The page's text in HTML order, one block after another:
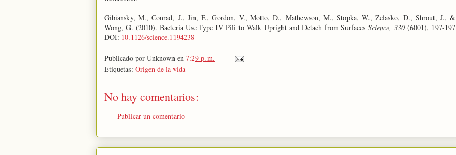
Gibiansky, M., Conrad, J., Jin, F., Gordon, V., Motto, D., Mathewson, M., Stopka, W., Zelasko, D., Shrout, J., &
Wong, G. (2010). Bacteria Use Type IV Pili to Walk Upright and Detach from SurfacesScience, 330 (6001), 197-197
DOI: 10.1126/science.1194238
Publicado por Unknown en 7:29 p. m.
Etiquetas: Origen de la vida
No hay comentarios:
Publicar un comentario